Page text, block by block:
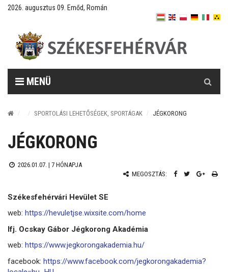
2026. augusztus 09. Emőd, Román
MENÜ
SPORTOLÁSI LEHETŐSÉGEK, SPORTÁGAK JÉGKORONG
JÉGKORONG
2026.01.07. | 7 HÓNAPJA
MEGOSZTÁS:
Székesfehérvári Hevület SE
web: https://hevuletjse.wixsite.com/home
Ifj. Ocskay Gábor Jégkorong Akadémia
web: https://www.jegkorongakademia.hu/
facebook: https://www.facebook.com/jegkorongakademia?